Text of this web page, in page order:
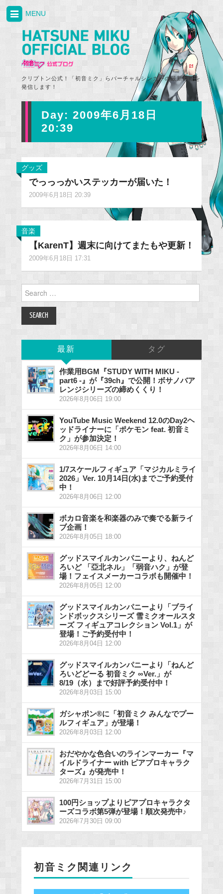
クリプトン公式！「初音ミク」らバーチャルシンガーの最新情報を
発信します！
MENU
Day: 2009年6月18日
20:39
グッズ
でっっっかいステッカーが届いた！
2009年6月18日 20:39
音楽
【KarenT】週末に向けてまたもや更新！
2009年6月18日 17:31
Search
for:
最新 タグ
作業用BGM『STUDY WITH MIKU -
part6 -』が『39ch』で公開！ボサノバア
レンジシリーズの締めくくり！
2026年8月06日 19:00
YouTube Music Weekend 12.0のDay2ヘ
ッドライナーに「ポケモン feat. 初音ミ
ク」が参加決定！
2026年8月06日 14:00
1/7スケールフィギュア「マジカルミライ
2026」Ver. 10月14日(水)までご予約受付
中！
2026年8月06日 12:00
ボカロ音楽を和楽器のみで奏でる新ライ
ブ企画！
2026年8月05日 18:00
グッドスマイルカンパニーより、ねんど
ろいど 「亞北ネル」「弱音ハク」が登
場！フェイスメーカーコラボも開催中！
2026年8月05日 12:00
グッドスマイルカンパニーより「ブライ
ンドボックスシリーズ 雪ミクオールスタ
ーズ フィギュアコレクション Vol.1」が
登場！ご予約受付中！
2026年8月04日 12:00
グッドスマイルカンパニーより「ねんど
ろいどどーる 初音ミク ∞Ver.」が
8/19（水）まで好評予約受付中！
2026年8月03日 15:00
ガシャポン®に「初音ミク みんなでプー
ルフィギュア」が登場！
2026年8月03日 12:00
おだやかな色合いのラインマーカー『マ
イルドライナー with ピアプロキャラク
ターズ』が発売中！
2026年7月31日 15:00
100円ショップよりピアプロキャラクタ
ーズコラボ第5弾が登場！順次発売中♪
2026年7月30日 09:00
初音ミク関連リンク